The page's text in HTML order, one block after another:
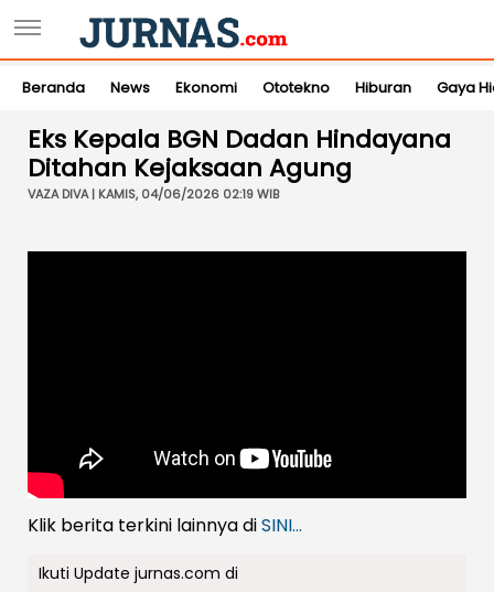
Beranda News Ekonomi Ototekno Hiburan Gaya
Eks Kepala BGN Dadan Hindayana
Ditahan Kejaksaan Agung
VAZA DIVA | KAMIS, 04/06/2026 02:19 WIB
Klik berita terkini lainnya diSINI...
Ikuti Update jurnas.com di